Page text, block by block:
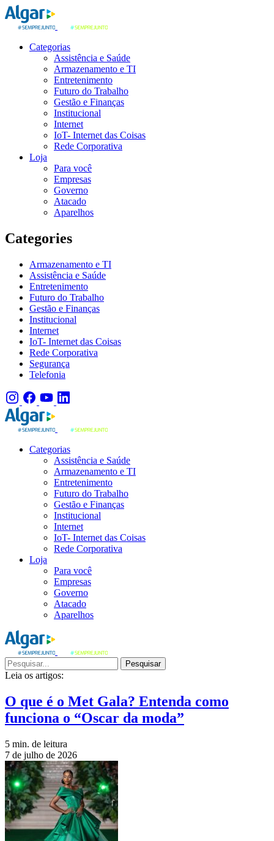
Categorias
Assistência e Saúde
Armazenamento e TI
Entretenimento
Futuro do Trabalho
Gestão e Finanças
Institucional
Internet
IoT- Internet das Coisas
Rede Corporativa
Loja
Para você
Empresas
Governo
Atacado
Aparelhos
Categories
Armazenamento e TI
Assistência e Saúde
Entretenimento
Futuro do Trabalho
Gestão e Finanças
Institucional
Internet
IoT- Internet das Coisas
Rede Corporativa
Segurança
Telefonia
Categorias
Assistência e Saúde
Armazenamento e TI
Entretenimento
Futuro do Trabalho
Gestão e Finanças
Institucional
Internet
IoT- Internet das Coisas
Rede Corporativa
Loja
Para você
Empresas
Governo
Atacado
Aparelhos
Pesquisar
Leia os artigos:
O que é o Met Gala? Entenda como
funciona o “Oscar da moda”
5 min. de leitura
7 de julho de 2026